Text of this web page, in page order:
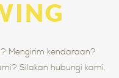
Mengirim kendaraan?
Silakan hubungi kami.